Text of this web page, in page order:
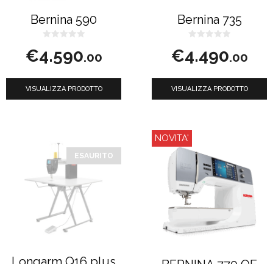
Bernina 590
s
u
€4.590.00
VISUALIZZA PRODOTTO
Bernina 735
s
u
€4.490.00
VISUALIZZA PRODOTTO
ESAURITO
NOVITA'